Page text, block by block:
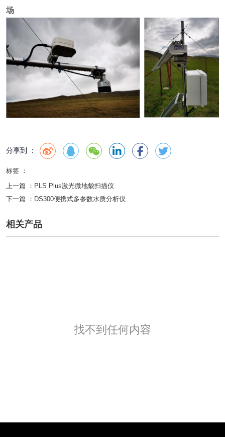
场
分享到 ：
标签 ：
上一篇 ： PLS Plus激光微地貌扫描仪
下一篇 ： DS300便携式多参数水质分析仪
相关产品
找不到任何内容